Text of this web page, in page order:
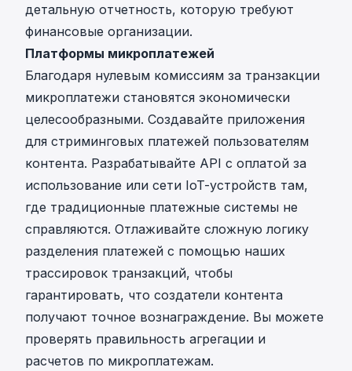
детальную отчетность, которую требуют
финансовые организации.
Платформы микроплатежей
Благодаря нулевым комиссиям за транзакции
микроплатежи становятся экономически
целесообразными. Создавайте приложения
для стриминговых платежей пользователям
контента. Разрабатывайте API с оплатой за
использование или сети IoT-устройств там,
где традиционные платежные системы не
справляются. Отлаживайте сложную логику
разделения платежей с помощью наших
трассировок транзакций, чтобы
гарантировать, что создатели контента
получают точное вознаграждение. Вы можете
проверять правильность агрегации и
расчетов по микроплатежам.